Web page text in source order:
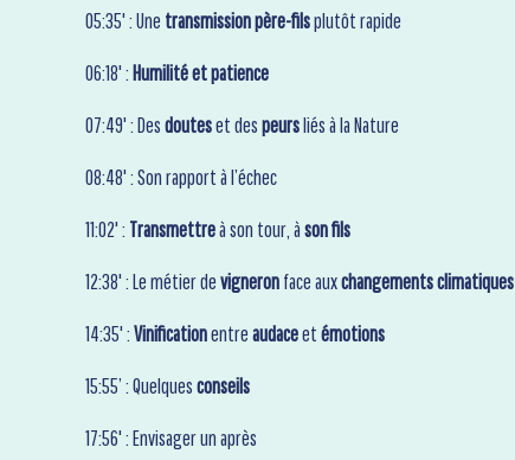
05:35' : Une transmission père-filsplutôt rapide
06:18' : Humilité et patience
07:49' : Desdouteset despeursliés à la Nature
08:48' : Son rapport à l’échec
11:02' : Transmettreà son tour, àson fils
12:38' : Le métier devigneronface auxchangements climatiques
14:35' :Vinificationentreaudaceetémotions
15:55’ : Quelquesconseils
17:56' : Envisager un après